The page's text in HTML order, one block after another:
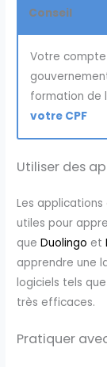
Conseil
Votre
formation de
votre CPF
Utiliser des
Les
utiles pour
queDuolingo et
apprendre une
logiciels tels
très efficaces.
Pratiquer